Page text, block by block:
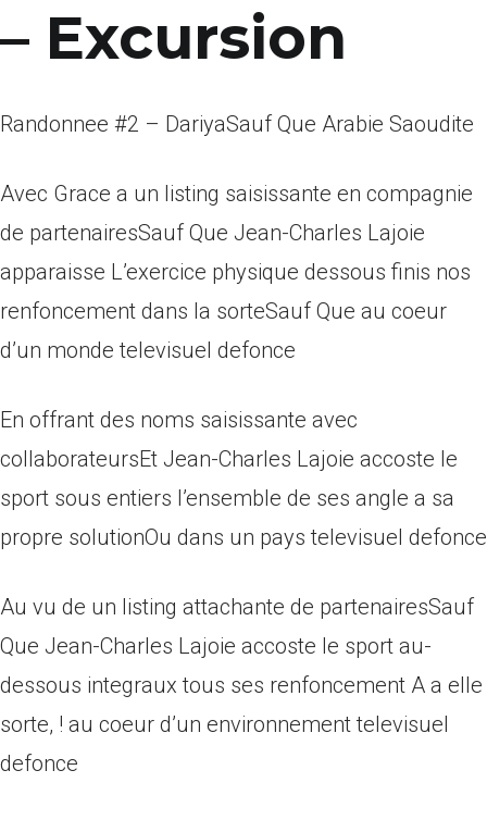
– Excursion
Randonnee #2 – DariyaSauf Que Arabie Saoudite
Avec Grace a un listing saisissante en compagnie
de partenairesSauf Que Jean-Charles Lajoie
apparaisse L’exercice physique dessous finis nos
renfoncement dans la sorteSauf Que au coeur
d’un monde televisuel defonce
En offrant des noms saisissante avec
collaborateursEt Jean-Charles Lajoie accoste le
sport sous entiers l’ensemble de ses angle a sa
propre solutionOu dans un pays televisuel defonce
Au vu de un listing attachante de partenairesSauf
Que Jean-Charles Lajoie accoste le sport au-
dessous integraux tous ses renfoncement A a elle
sorte, ! au coeur d’un environnement televisuel
defonce